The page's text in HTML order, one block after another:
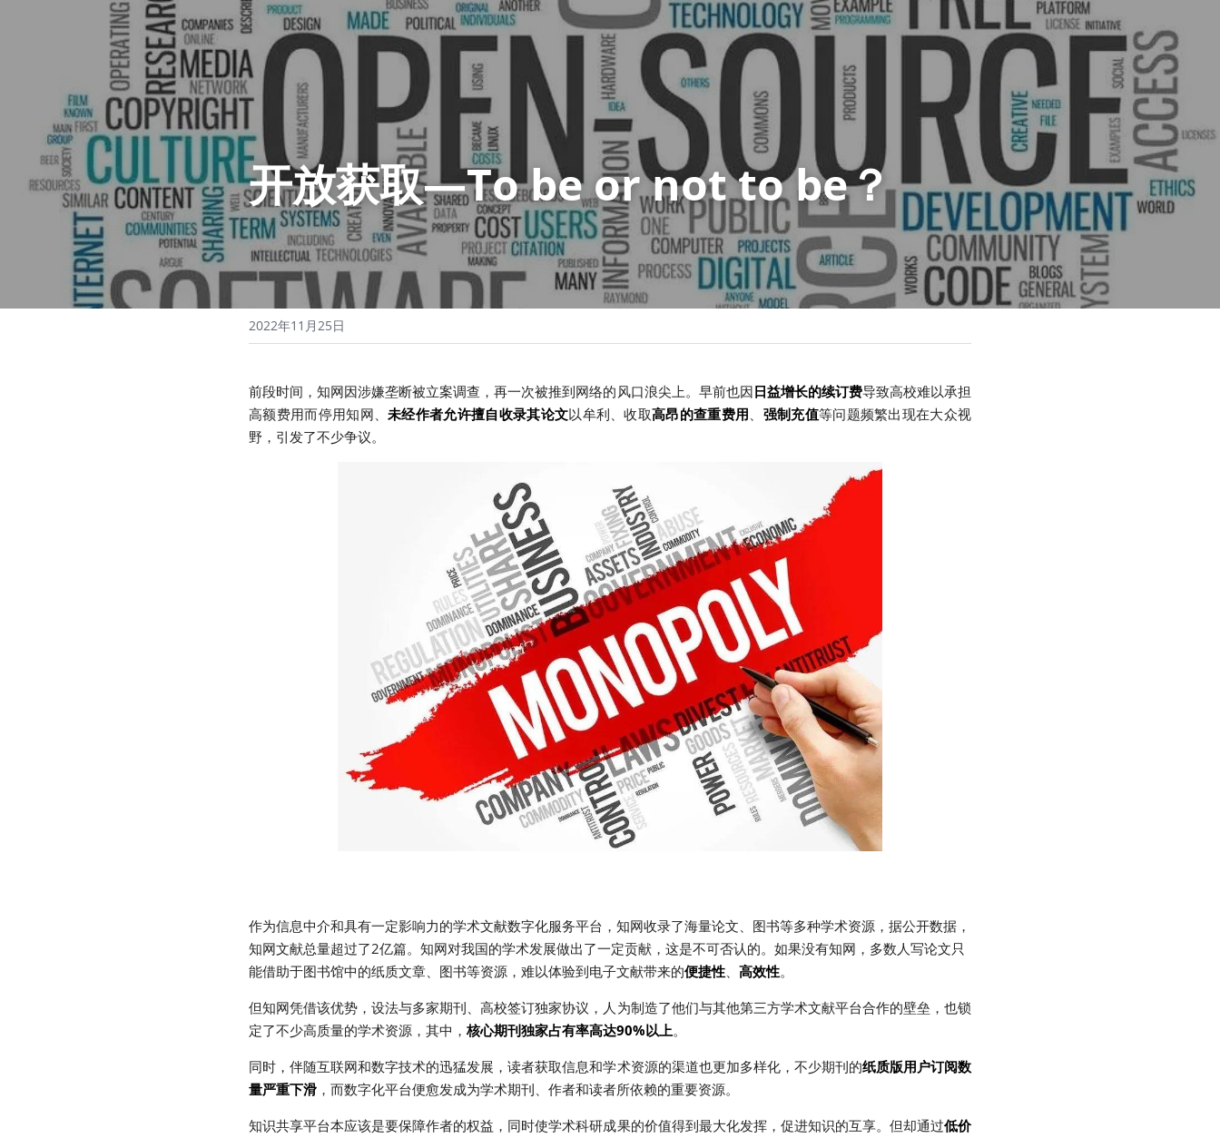
开放获取—To be or not to be？
2022年11月25日
前段时间，知网因涉嫌垄断被立案调查，再一次被推到网络的风口浪尖上。早前也因日益增长的续订费导致高校难以承担
高额费用而停用知网、未经作者允许擅自收录其论文以牟利、收取高昂的查重费用、 强制充值等问题频繁出现在大众视
野，引发了不少争议。
作为信息中介和具有一定影响力的学术文献数字化服务平台，知网收录了海量论文、图书等多种学术资源，据公开数据，
知网文献总量超过了2亿篇。知网对我国的学术发展做出了一定贡献，这是不可否认的。如果没有知网，多数人写论文只
能借助于图书馆中的纸质文章、图书等资源，难以体验到电子文献带来的便捷性、 高效性。
但知网凭借该优势，设法与多家期刊、高校签订独家协议，人为制造了他们与其他第三方学术文献平台合作的壁垒，也锁
定了不少高质量的学术资源，其中， 核心期刊独家占有率高达90%以上。
同时，伴随互联网和数字技术的迅猛发展，读者获取信息和学术资源的渠道也更加多样化，不少期刊的纸质版用户订阅数
量严重下滑 ，而数字化平台便愈发成为学术期刊、作者和读者所依赖的重要资源。
知识共享平台本应该是要保障作者的权益，同时使学术科研成果的价值得到最大化发挥，促进知识的互享。但却通过低价